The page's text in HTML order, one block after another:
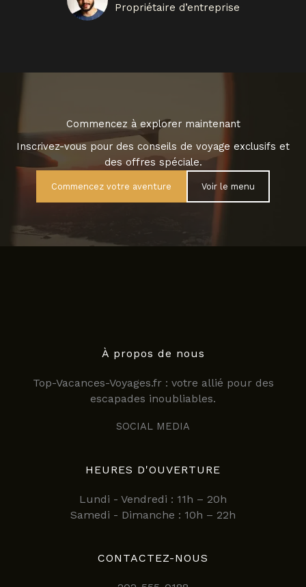
Propriétaire d’entreprise
Commencez à explorer maintenant
Inscrivez-vous pour des conseils de voyage exclusifs et
des offres spéciale.
Commencez votre aventure Voir le menu
À propos de nous
Top-Vacances-Voyages.fr : votre allié pour des
escapades inoubliables.
SOCIAL MEDIA
HEURES D'OUVERTURE
Lundi - Vendredi : 11h – 20h
Samedi - Dimanche : 10h – 22h
CONTACTEZ-NOUS